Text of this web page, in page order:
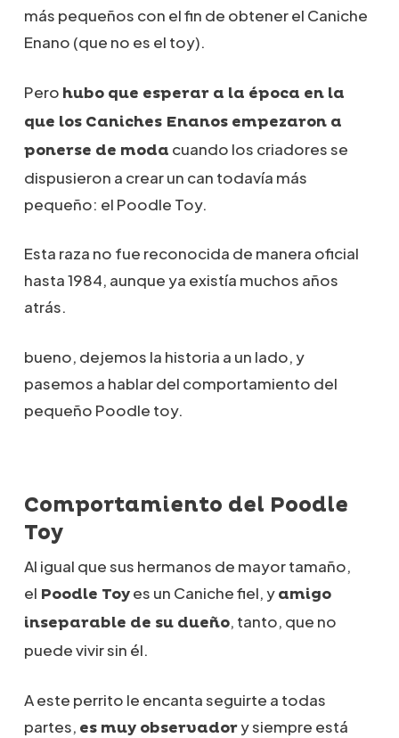
más pequeños con el fin de obtener el Caniche
Enano (que no es el toy).
Pero hubo que esperar a la época en la
que los Caniches Enanos empezaron a
ponerse de moda cuando los criadores se
dispusieron a crear un can todavía más
pequeño: el Poodle Toy.
Esta raza no fue reconocida de manera oficial
hasta 1984, aunque ya existía muchos años
atrás.
bueno, dejemos la historia a un lado, y
pasemos a hablar del comportamiento del
pequeño Poodle toy.
Comportamiento del Poodle
Toy
Al igual que sus hermanos de mayor tamaño,
el Poodle Toyes un Caniche fiel, yamigo
inseparable de su dueño, tanto, que no
puede vivir sin él.
A este perrito le encanta seguirte a todas
partes, es muy observadory siempre está